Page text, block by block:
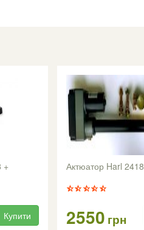
+
Купити
Актюатор Harl 2418
2550 грн